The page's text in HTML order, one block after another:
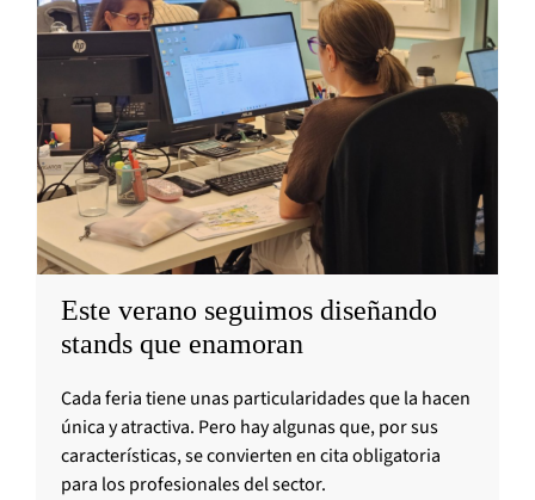
Este verano seguimos diseñando
stands que enamoran
Cada feria tiene unas particularidades que la hacen
única y atractiva. Pero hay algunas que, por sus
características, se convierten en cita obligatoria
para los profesionales del sector.